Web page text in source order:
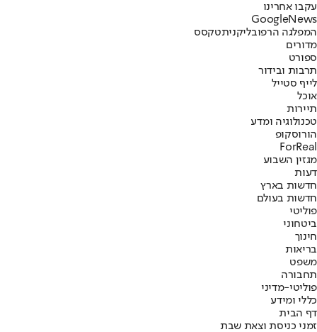
עקבו אחרינו
Googl eNews
המפלגה הרפובליקניתטקסס
מדורים
ספורט
תרבות ובידור
לייף סטייל
אוכל
תיירות
טכנולוגיה ומדע
הורוסקופ
ForReal
מגזין השבוע
דעות
חדשות בארץ
חדשות בעולם
פוליטי
ביטחוני
חינוך
בריאות
משפט
תחבורה
פוליטי-מדיני
כללי ומידע
דף הבית
זמני כניסת וצאת שבת